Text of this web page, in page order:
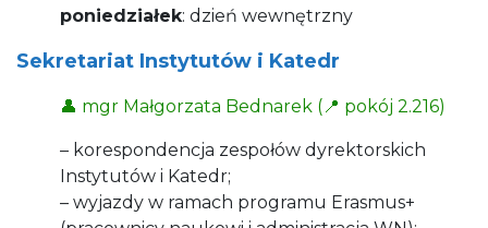
poniedziałek: dzień wewnętrzny
Sekretariat Instytutów i Katedr
👤 mgr Małgorzata Bednarek (📍 pokój 2.216)
– korespondencja zespołów dyrektorskich
Instytutów i Katedr;
– wyjazdy w ramach programu Erasmus+